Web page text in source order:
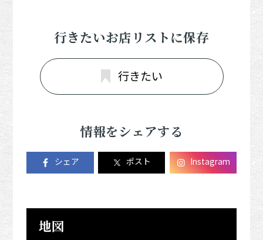
行きたいお店リストに保存
行きたい
情報をシェアする
シェア ポスト Instagram
地図